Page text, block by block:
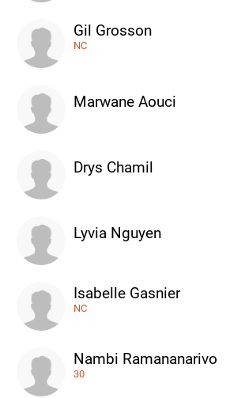
Gil Grosson
NC
Marwane Aouci
Drys Chamil
Lyvia Nguyen
Isabelle Gasnier
NC
Nambi Ramananarivo
30